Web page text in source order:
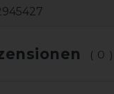
(0)